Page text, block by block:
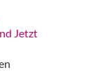
Jetzt